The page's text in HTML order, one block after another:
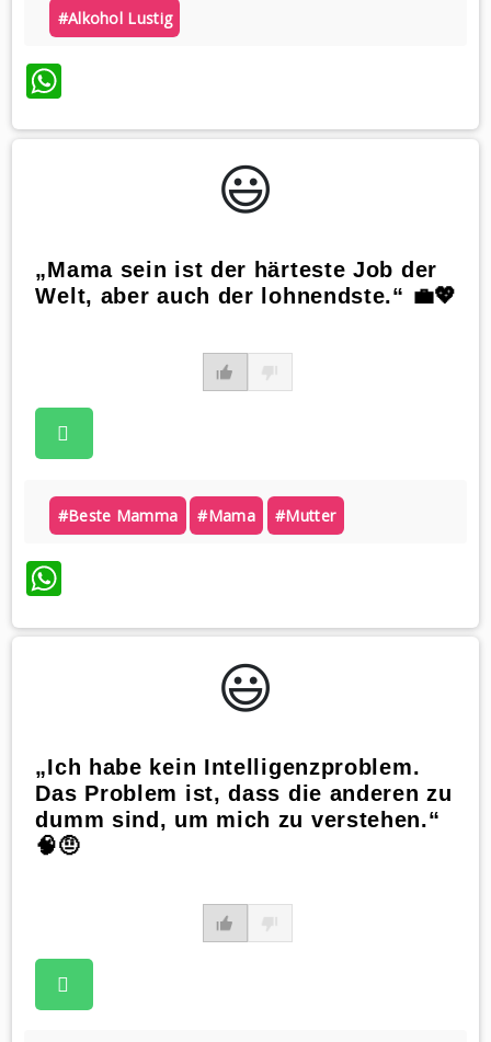
#alkohol Lustig
WhatsApp
😃️
„Mama sein ist der härteste Job der
Welt, aber auch der lohnendste.“ 💼💖
#beste Mamma #mama #mutter
WhatsApp
😃️
„Ich habe kein Intelligenzproblem.
Das Problem ist, dass die anderen zu
dumm sind, um mich zu verstehen.“
🧠🤨